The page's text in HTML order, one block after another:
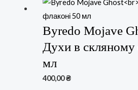
Byredo Mojave
Духи в скляному
мл
400,00₴